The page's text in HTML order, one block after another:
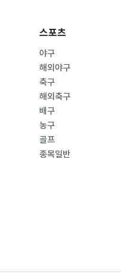
스포츠
야구
해외야구
축구
해외축구
배구
농구
골프
종목일반